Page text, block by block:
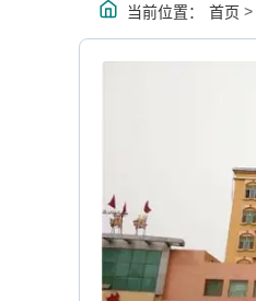
当前位置： 首页 >